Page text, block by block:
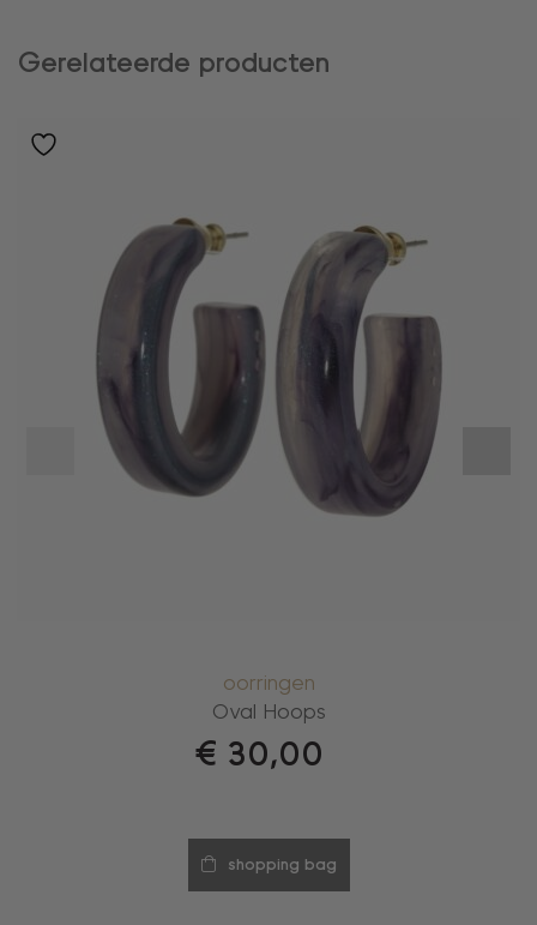
Gerelateerde producten
oorringen
Oval Hoops
€ 30,00
shopping bag